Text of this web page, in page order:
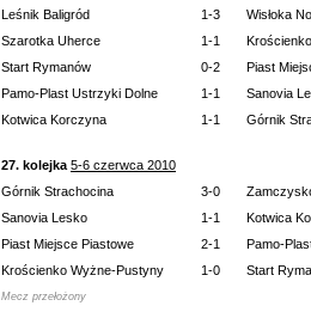
Leśnik Baligród
1-3
Wisłoka
Szarotka Uherce
1-1
Start Rymanów
0-2
Piast
Pamo-Plast Ustrzyki Dolne
1-1
Sanovia
Kotwica Korczyna
1-1 Górnik
27. kolejka 5-6 czerwca 2010
Górnik Strachocina
3-0
Sanovia Lesko
1-1
Kotwica
Piast Miejsce Piastowe
2-1
Pamo-
Krościenko Wyżne-Pustyny
1-0 Start
Mecz przełożony